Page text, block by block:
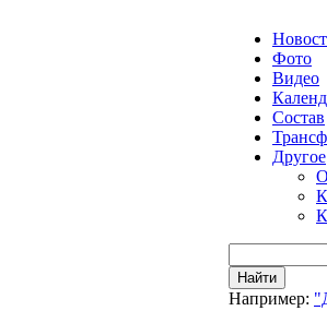
Фото
Видео
Состав
Другое
Найти
Например: